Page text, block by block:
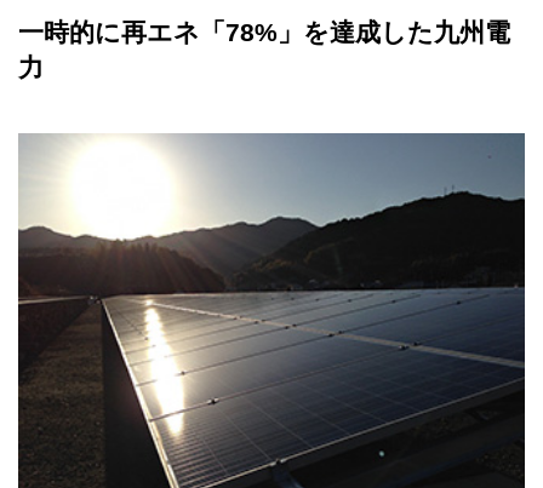
一時的に再エネ「78%」を達成した九州電
力